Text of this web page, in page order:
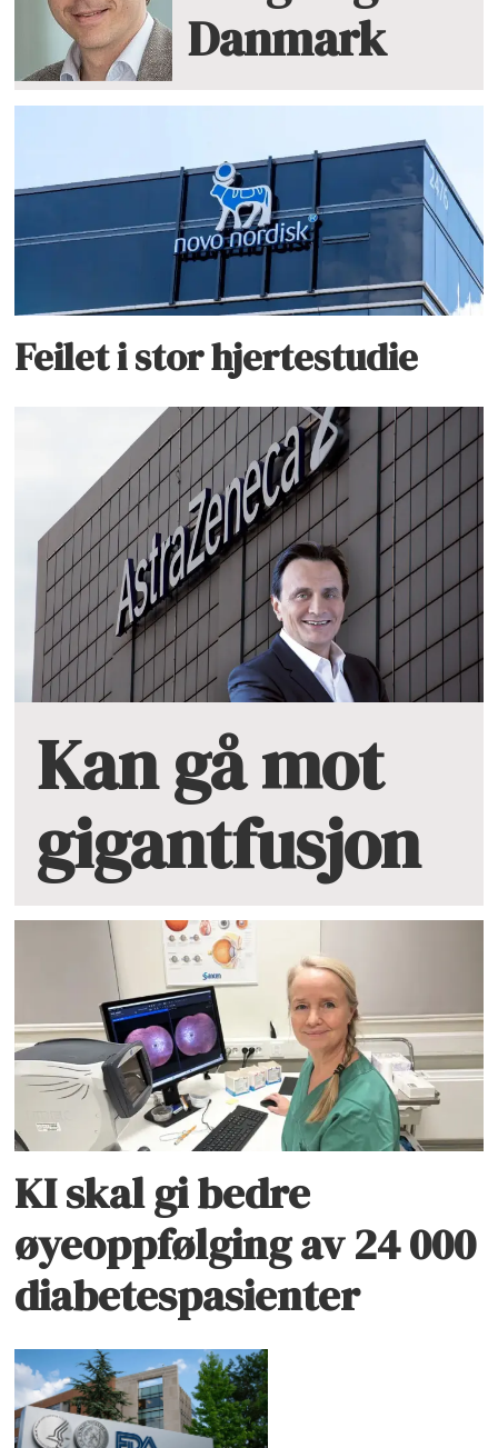
Danmark
Feilet i stor hjertestudie
Kan gå mot
gigantfusjon
KI skal gi bedre
øyeoppfølging av 24 000
diabetespasienter